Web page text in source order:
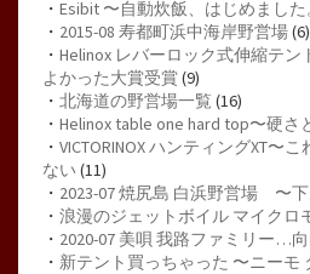
・ Esibit 〜自動炊飯、はじめました
・ 2015-08 寿都町浜中海岸野営場(6)
・ Helinox レバーロック式伸縮テン
よかった大賞受賞(9)
・ 北海道の野営場一覧 (16)
・ Helinox table one hard top〜硬さ
・ VICTORINOX ハンティングXT〜
ない (11)
・ 2023-07 焼尻島 白浜野営場 〜下
・ 浪漫のジェットボイル マイクロ
・ 2020-07 美唄 我路ファミリー…
・ 新テント買っちゃった 〜ニーモ